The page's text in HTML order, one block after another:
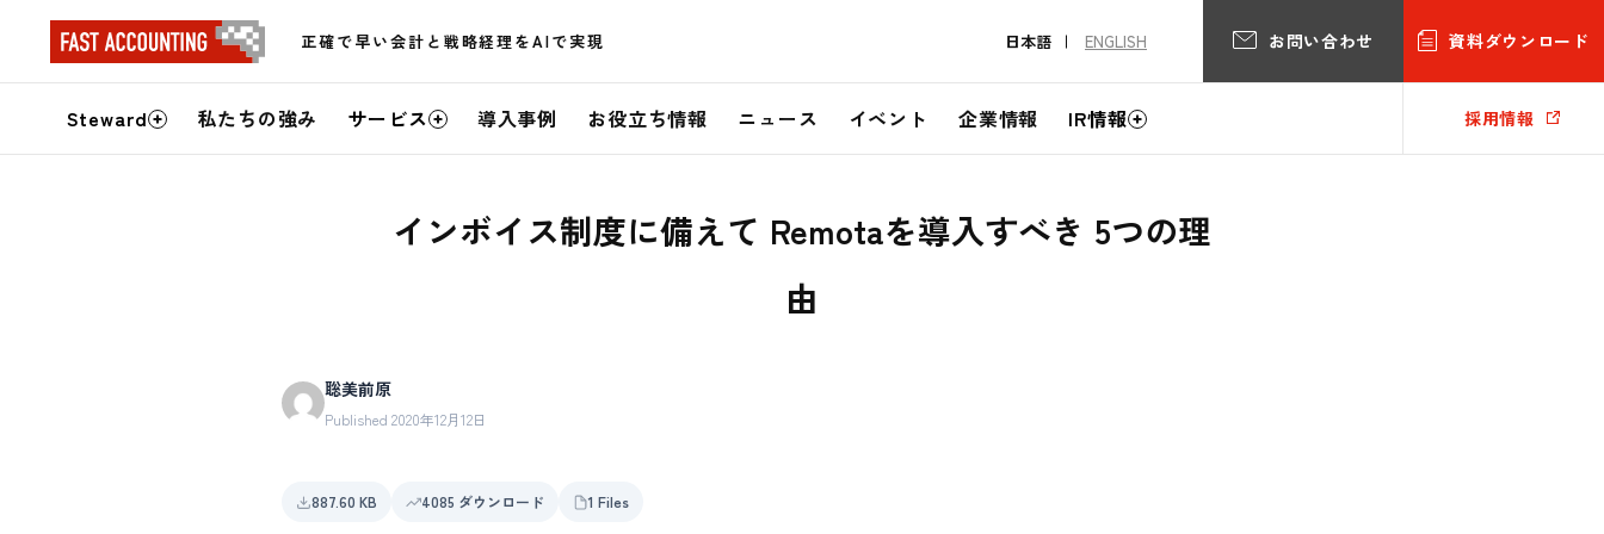
正確で早い会計と戦略経理をAIで実現 日本語 ENGLISH お問い合わせ 資料ダウンロード
サ
イ
Steward 私たちの強み サービス 導入事例 お役立ち情報 ニュース イベント 企業情報 IR情報 採用情報
インボイス制度に備えて Remotaを導入すべき 5つの理
由
聡美前原
Published 2020年12月12日
887.60 KB 4085 ダウンロード 1 Files